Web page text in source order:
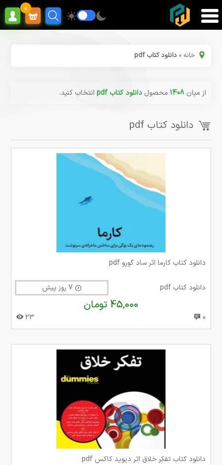
0
خانه »دانلود کتاب pdf
از میان1408 محصولدانلود کتاب pdf انتخاب کنید.
دانلود کتاب pdf
دانلود کتاب کارما اثر ساد گورو pdf
دانلود کتاب pdf
45,000 تومان
0
23
دانلود کتاب تفکر خلاق اثر دیوید کاکس pdf